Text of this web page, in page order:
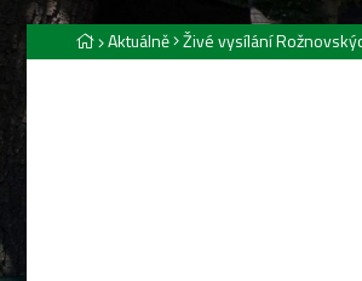
Aktuálně Živé vysílání